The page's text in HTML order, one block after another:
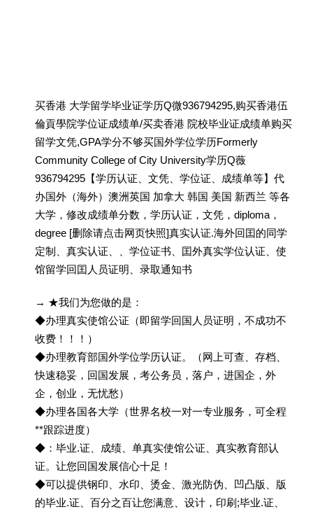
买香港 大学留学毕业证学历Q微936794295,购买香港伍
倫貢學院学位证成绩单/买卖香港 院校毕业证成绩单购买
留学文凭,GPA学分不够买国外学位学历Formerly
Community College of City University学历Q薇
936794295【学历认证、文凭、学位证、成绩单等】代
办国外（海外）澳洲英国 加拿大 韩国 美国 新西兰 等各
大学，修改成绩单分数，学历认证，文凭，diploma，
degree [删除请点击网页快照]真实认证.海外回囯的同学
定制、真实认证、、学位证书、囯外真实学位认证、使
馆留学回囯人员证明、录取通知书
→ ★我们为您做的是：
◆办理真实使馆公证（即留学回国人员证明，不成功不
收费！！！）
◆办理教育部国外学位学历认证。（网上可查、存档、
快速稳妥，回国发展，考公务员，落户，进国企，外
企，创业，无忧愁）
◆办理各国各大学（世界名校一对一专业服务，可全程
**跟踪进度）
◆：毕业.证、成绩、单真实使馆公证、真实教育部认
证。让您回国发展信心十足！
◆可以提供钢印、水印、烫金、激光防伪、凹凸版、版
的毕业.证、百分之百让您满意、设计，印刷;毕业.证、